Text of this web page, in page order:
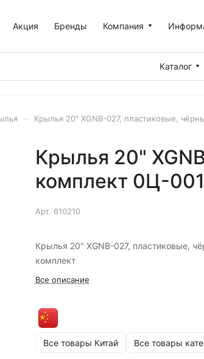
Акция Бренды Компания
Каталог
Крылья 20" XGNB-027, пластиковые,
Крылья 20"
комплект 0Ц-
Арт. 610210
Крылья 20" XGNB-027, пластиковые,
комплект
Все описание
Все товары Китай Все товары